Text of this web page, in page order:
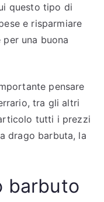
questo tipo di
e risparmiare
una buona
pensare
tra gli altri
tutti i prezzi
drago barbuta, la
barbuto